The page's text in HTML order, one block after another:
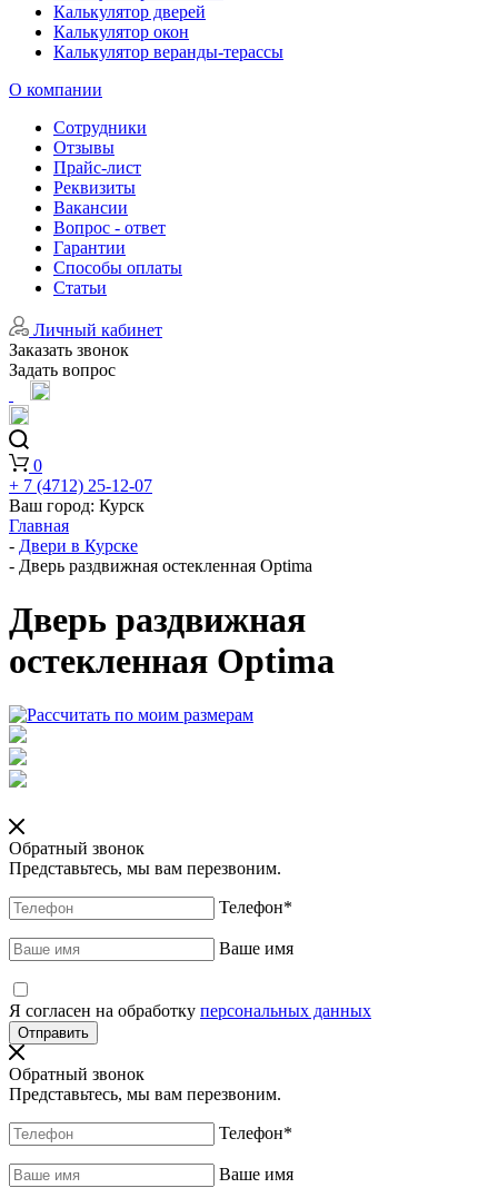
Калькулятор дверей
Калькулятор окон
Калькулятор веранды-терассы
О компании
Сотрудники
Отзывы
Прайс-лист
Реквизиты
Вакансии
Вопрос - ответ
Гарантии
Способы оплаты
Статьи
Личный кабинет
Заказать звонок
Задать вопрос
0
+ 7 (4712) 25-12-07
Ваш город: Курск
Главная
- Двери в Курске
- Дверь раздвижная остекленная Optima
Дверь раздвижная
остекленная Optima
Обратный звонок
Представьтесь, мы вам перезвоним.
Телефон*
Ваше имя
Я согласен на обработку персональных данных
Обратный звонок
Представьтесь, мы вам перезвоним.
Телефон*
Ваше имя